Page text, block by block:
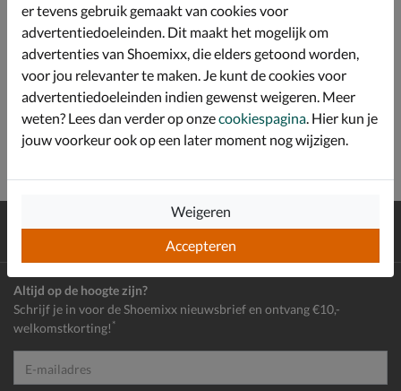
Over Skechers
Bekijk meer
verzending en retour*
Altijd op de hoogte zijn?
Schrijf je in voor de Shoemixx nieuwsbrief en ontvang €10,-
welkomstkorting! *
er tevens gebruik gemaakt van cookies voor
advertentiedoeleinden. Dit maakt het mogelijk om
advertenties van Shoemixx, die elders getoond worden,
voor jou relevanter te maken. Je kunt de cookies voor
advertentiedoeleinden indien gewenst weigeren. Meer
weten? Lees dan verder op onzecookiespagina . Hier kun je
jouw voorkeur ook op een later moment nog wijzigen.
Accepteren
Weigeren